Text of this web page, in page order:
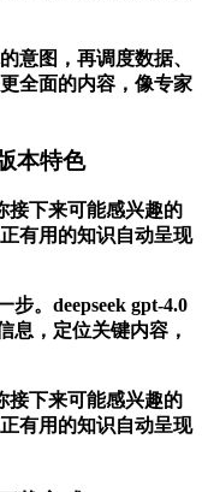
意图，再调度数据、
全面的内容，像专家
本特色
接下来可能感兴趣的
有用的知识自动呈现
。deepseek gpt-4.0
息，定位关键内容，
接下来可能感兴趣的
有用的知识自动呈现